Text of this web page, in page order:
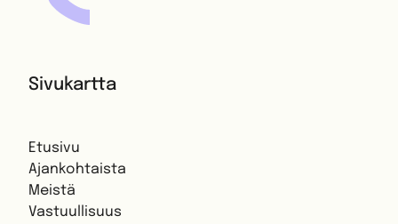
Sivukartta
Etusivu
Ajankohtaista
Meistä
Vastuullisuus